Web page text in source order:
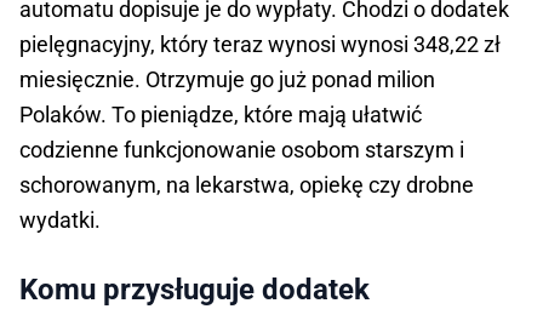
automatu dopisuje je do wypłaty. Chodzi o dodatek
pielęgnacyjny, który teraz wynosi wynosi 348,22 zł
miesięcznie. Otrzymuje go już ponad milion
Polaków. To pieniądze, które mają ułatwić
codzienne funkcjonowanie osobom starszym i
schorowanym, na lekarstwa, opiekę czy drobne
wydatki.
Komu przysługuje dodatek